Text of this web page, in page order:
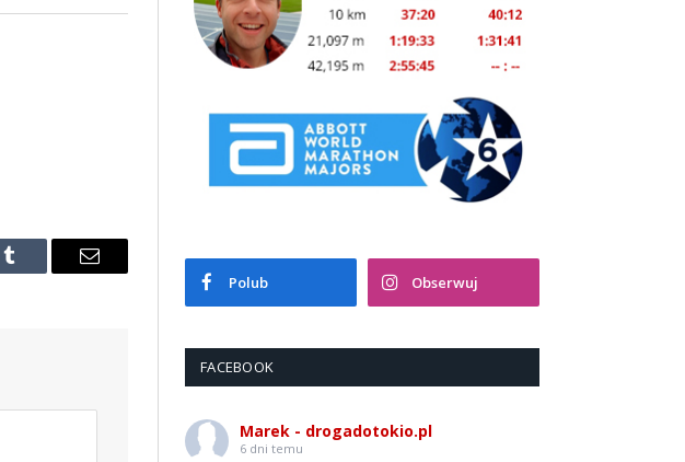
Tumblr Email
Polub Obserwuj
FACEBOOK
Marek - drogadotokio.pl
6 dni temu